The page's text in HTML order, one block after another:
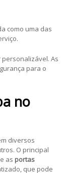
como uma das
As
para o
no
diversos
O principal
as portas
que pode